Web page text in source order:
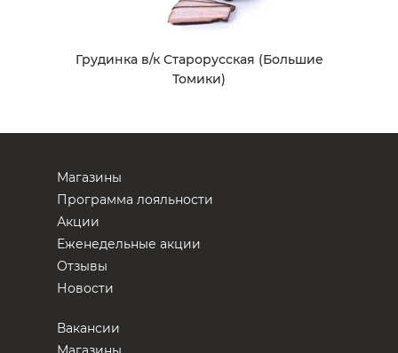
Грудинка в/к Старорусская (Большие
Томики)
Магазины
Программа лояльности
Акции
Еженедельные акции
Отзывы
Новости
Вакансии